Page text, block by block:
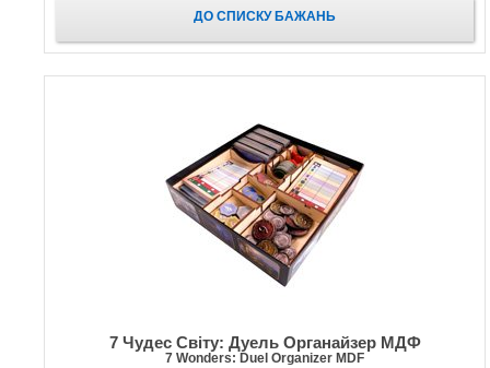
ДО СПИСКУ БАЖАНЬ
7 Чудес Світу: Дуель Органайзер МДФ
7 Wonders: Duel Organizer MDF